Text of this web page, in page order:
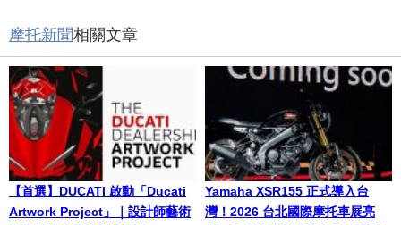
摩托新聞相關文章
【首選】DUCATI 啟動「Ducati
Artwork Project」｜設計師藝術
Yamaha XSR155 正式導入台
灣！2026 台北國際摩托車展亮